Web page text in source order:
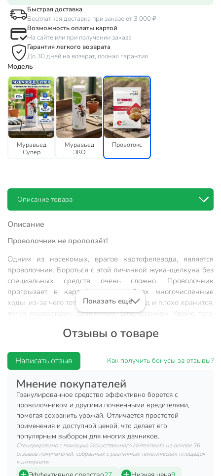
Быстрая доставка
Бесплатная доставка при заказе от 3 000 ₽
Возможность оплаты картой
На сайте или при получении заказа
Гарантия легкого возврата
До 30 дней на возврат, полная гарантия
Модель
Муравьед
Супер
Муравьед
ЭКО
Провотокс
Описание товара
Описание
Проволочник не проползёт!
Одним из насекомых, врагов картофелевода, является
проволочник. Бороться с этой личинкой жука-щелкуна без
специальных средств очень сложно. Проволочник
прогрызает в картофельных клубнях многочисленные
ходы, из-за чего тот теряет товарный вид и плохо хранится,
легко подвергаясь различным заболеваниям. Кроме того,
цветов. Закладка при посадке в лунку с картофелем
решить вопрос с этим вредителем. Препарат равномерно
распределяется в почве и обеспечивает длительный
защитный эффект.
Обладает контактно-кишечным механизмом
действия.
Характеризуется длительным защитным периодом.
Снижает число поврежденных клубней.
Не вызывает привыкания у вредителей.
Не токсичен для растений в рекомендуемых нормах
Показать ещё
Отзывы о товаре
Написать отзыв Как получить бонусы за отзывы?
Мнение покупателей
Гранулированное средство эффективно борется с
проволочником и другими почвенными вредителями,
помогая сохранить урожай. Отличается простотой
применения и доступной ценой, что делает его
популярным выбором для многих дачников.
Сгенерировано с помощью Искусственного Интеллекта на основе 36
отзывов покупателей, собранных с различных тематических площадок
в интернете